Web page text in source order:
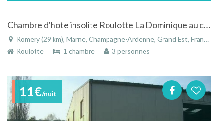
Chambre d'hote insolite Roulotte La Dominique au coeur du vignoble champenois
Romery (29 km), Marne, Champagne-Ardenne, Grand Est, France
Roulotte
1 chambre 3 personnes
11€/nuit